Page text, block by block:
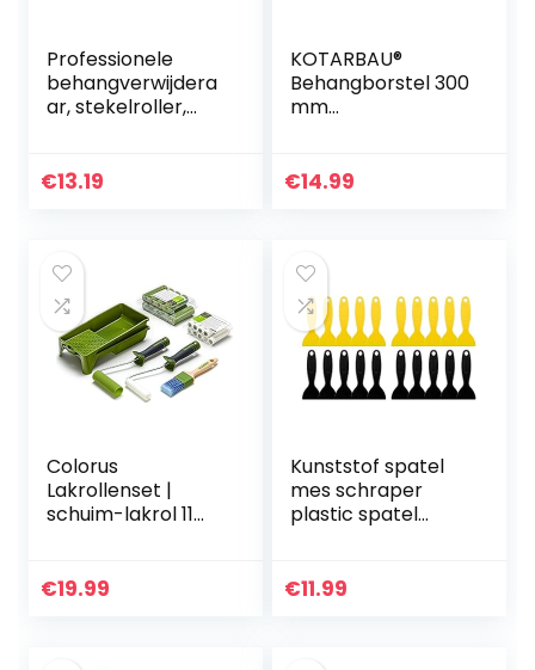
Professionele
behangverwijdera
ar, stekelroller,
€13.19
KOTARBAU®
Behangborstel 300
mm
voor het
€14.99
Colorus
Lakrollenset |
schuim-lakrol 11
recht | lakrollen
€19.99
Kunststof spatel
mes schraper
plastic spatel
behang spatel
€11.99